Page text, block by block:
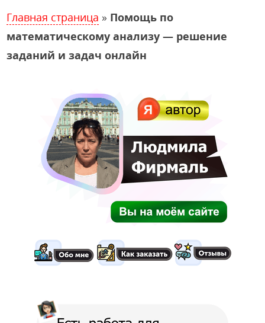
Главная страница » Помощь по
математическому анализу — решение
заданий и задач онлайн